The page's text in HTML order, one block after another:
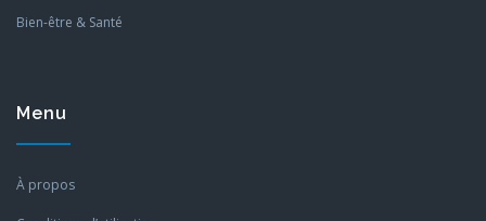
Bien-être & Santé
Menu
À propos